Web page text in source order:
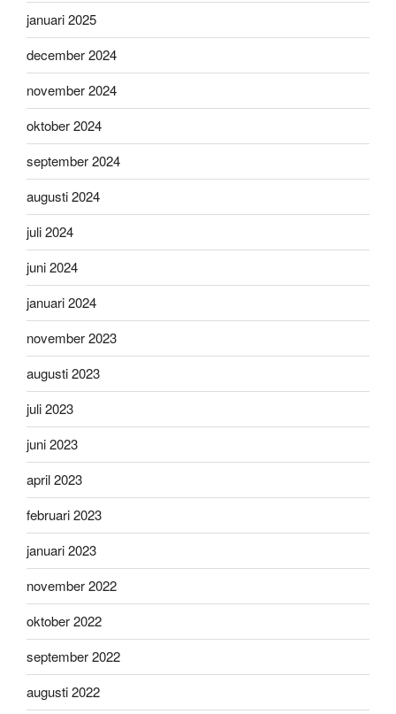
januari 2025
december 2024
november 2024
oktober 2024
september 2024
augusti 2024
juli 2024
juni 2024
januari 2024
november 2023
augusti 2023
juli 2023
juni 2023
april 2023
februari 2023
januari 2023
november 2022
oktober 2022
september 2022
augusti 2022